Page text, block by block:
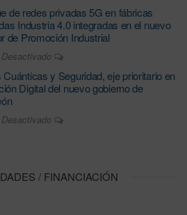
de redes privadas 5G en fábricas
Industria 4.0 integradas en el nuevo
de Promoción Industrial
Desactivado
y Seguridad, eje prioritario en
Digital del nuevo gobierno de
Desactivado
/ FINANCIACIÓN